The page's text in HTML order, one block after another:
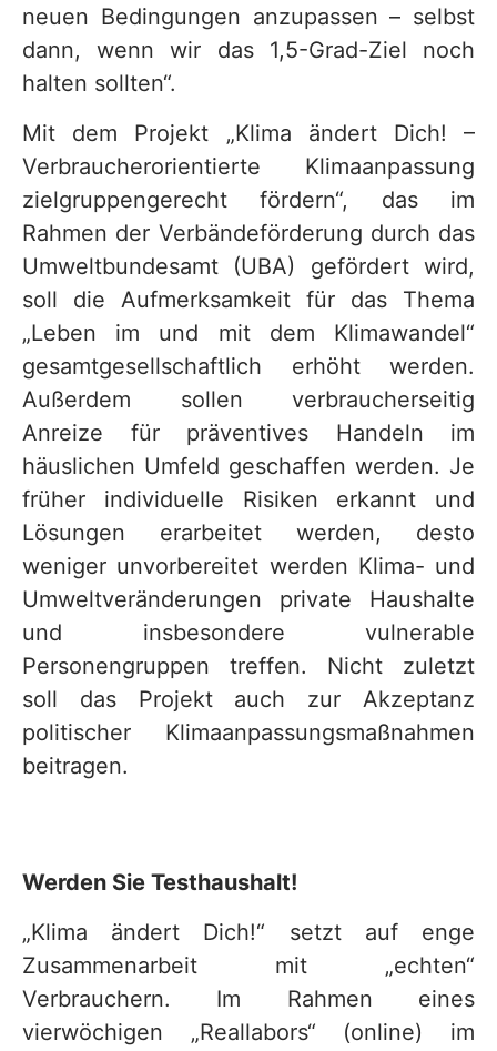
neuen Bedingungen anzupassen – selbst
dann, wenn wir das 1,5-Grad-Ziel noch
halten sollten“.
Mit dem Projekt „Klima ändert Dich! –
Verbraucherorientierte Klimaanpassung
zielgruppengerecht fördern“, das im
Rahmen der Verbändeförderung durch das
Umweltbundesamt (UBA) gefördert wird,
soll die Aufmerksamkeit für das Thema
„Leben im und mit dem Klimawandel“
gesamtgesellschaftlich erhöht werden.
Außerdem sollen verbraucherseitig
Anreize für präventives Handeln im
häuslichen Umfeld geschaffen werden. Je
früher individuelle Risiken erkannt und
Lösungen erarbeitet werden, desto
weniger unvorbereitet werden ⁠Klima⁠- und
Umweltveränderungen private Haushalte
und insbesondere vulnerable
Personengruppen treffen. Nicht zuletzt
soll das Projekt auch zur Akzeptanz
politischer Klimaanpassungsmaßnahmen
beitragen.
Werden Sie Testhaushalt!
„Klima ändert Dich!“ setzt auf enge
Zusammenarbeit mit „echten“
Verbrauchern. Im Rahmen eines
vierwöchigen „Reallabors“ (online) im